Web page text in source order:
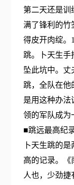
第二天还是训
满了锋利的竹
得皮开肉绽。
跳。卜天生手
坠此坑中。丈
跳，全队在他
是用这种办法
领的军队成为
■跳远最高纪
卜天生跳的
高的记录。《
人也，少劲捷